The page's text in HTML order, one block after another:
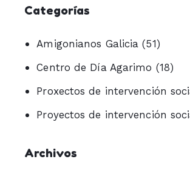
Categorías
Amigonianos Galicia (51)
Centro de Día Agarimo (18)
Proxectos de intervención
Proyectos de intervención
Archivos